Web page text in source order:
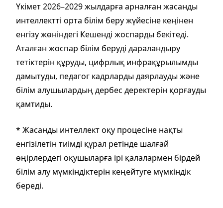
Үкімет 2026–2029 жылдарға арналған жасанды
интеллектті орта білім беру жүйесіне кеңінен
енгізу жөніндегі Кешенді жоспарды бекітеді.
Аталған жоспар білім беруді дараландыру
тетіктерін құруды, цифрлық инфрақұрылымды
дамытуды, педагог кадрларды даярлауды және
білім алушылардың дербес деректерін қорғауды
қамтиды.
* Жасанды интеллект оқу процесіне нақты
енгізілетін тиімді құрал ретінде шалғай
өңірлердегі оқушыларға ірі қалалармен бірдей
білім алу мүмкіндіктерін кеңейтуге мүмкіндік
береді.